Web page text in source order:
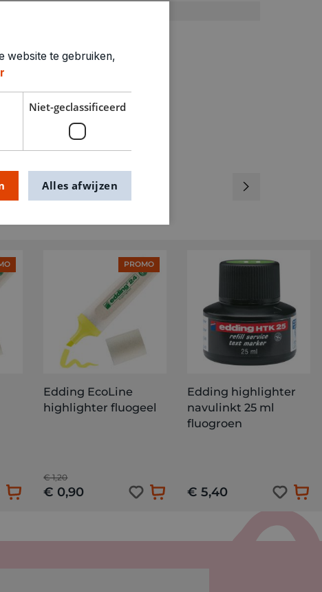
PROMO
Edding EcoLine
highlighter fluogeel
€ 1,20
€ 0,90
Edding highlighter
navulinkt 25 ml
fluogroen
€ 5,40
website te gebruiken,
Niet-geclassificeerd
Alles afwijzen